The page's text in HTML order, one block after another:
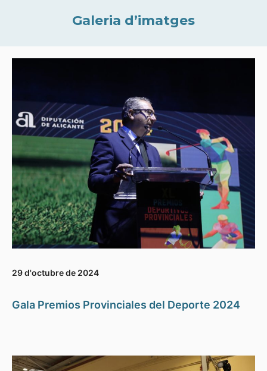
Galeria d’imatges
29 d'octubre de 2024
Gala Premios Provinciales del Deporte 2024